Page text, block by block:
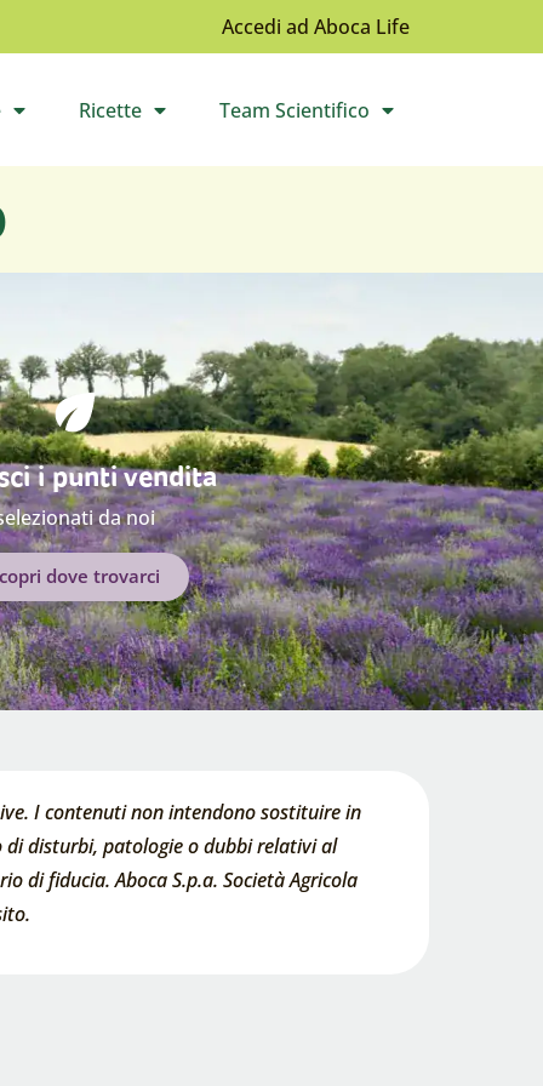
Accedi ad Aboca Life
Apri il sottomenù
Ricette Apri il sottomenù
Team Scientifico
i punti vendita
da noi
dove trovarci
I contenuti non intendono sostituire in
disturbi, patologie o dubbi relativi al
di fiducia. Aboca S.p.a. Società Agricola